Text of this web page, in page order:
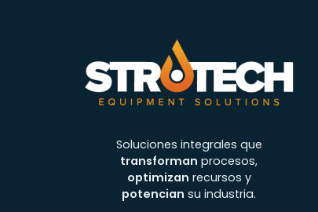
Soluciones integrales que
transforman procesos,
optimizan recursos y
potencian su industria.